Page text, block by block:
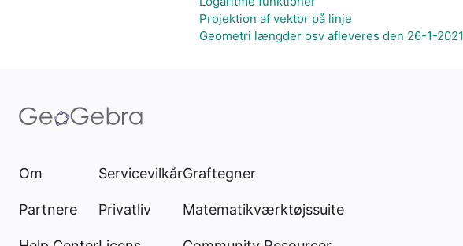
Projektion af vektor på linje
Geometri længder osv afleveres den 26-1-2021
Om
Partnere
Servicevilkår
Privatliv
Graftegner
Matematikværktøjssuite